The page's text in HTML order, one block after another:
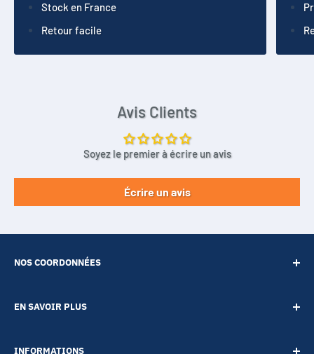
Stock en France
Retour facile
Avis Clients
Soyez le premier à écrire un avis
Écrire un avis
NOS COORDONNÉES
EN SAVOIR PLUS
INFORMATIONS